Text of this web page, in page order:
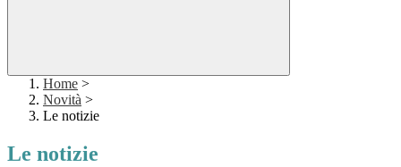
Home >
Novità >
Le notizie
Le notizie